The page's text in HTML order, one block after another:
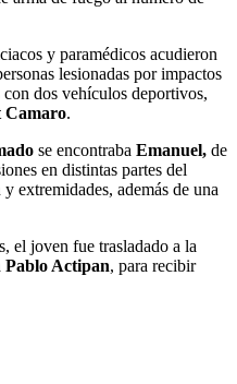
y paramédicos acudieron
lesionadas por impactos
con dos vehículos deportivos,
Camaro.
se encontraba Emanuel, de
en distintas partes del
extremidades, además de una
el joven fue trasladado a la
Pablo Actipan, para recibir